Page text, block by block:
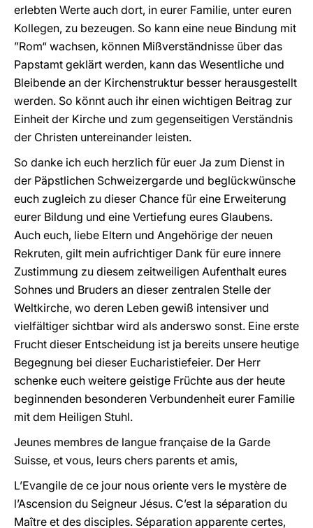
erlebten Werte auch dort, in eurer Familie, unter euren
Kollegen, zu bezeugen. So kann eine neue Bindung mit
”Rom“ wachsen, können Mißverständnisse über das
Papstamt geklärt werden, kann das Wesentliche und
Bleibende an der Kirchenstruktur besser herausgestellt
werden. So könnt auch ihr einen wichtigen Beitrag zur
Einheit der Kirche und zum gegenseitigen Verständnis
der Christen untereinander leisten.
So danke ich euch herzlich für euer Ja zum Dienst in
der Päpstlichen Schweizergarde und beglückwünsche
euch zugleich zu dieser Chance für eine Erweiterung
eurer Bildung und eine Vertiefung eures Glaubens.
Auch euch, liebe Eltern und Angehörige der neuen
Rekruten, gilt mein aufrichtiger Dank für eure innere
Zustimmung zu diesem zeitweiligen Aufenthalt eures
Sohnes und Bruders an dieser zentralen Stelle der
Weltkirche, wo deren Leben gewiß intensiver und
vielfältiger sichtbar wird als anderswo sonst. Eine erste
Frucht dieser Entscheidung ist ja bereits unsere heutige
Begegnung bei dieser Eucharistiefeier. Der Herr
schenke euch weitere geistige Früchte aus der heute
beginnenden besonderen Verbundenheit eurer Familie
mit dem Heiligen Stuhl.
Jeunes membres de langue française de la Garde
Suisse, et vous, leurs chers parents et amis,
L’Evangile de ce jour nous oriente vers le mystère de
l’Ascension du Seigneur Jésus. C’est la séparation du
Maître et des disciples. Séparation apparente certes,